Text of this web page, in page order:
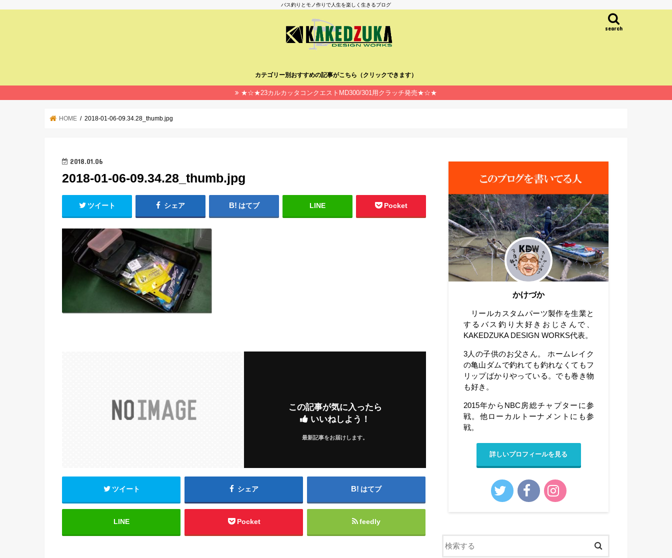
バス釣りとモノ作りで人生を楽しく生きるブログ
search
カテゴリー別おすすめの記事がこちら（クリックできます）
★☆★23カルカッタコンクエストMD300/301用クラッチ発売★☆★
HOME 2018-01-06-09.34.28_thumb.jpg
2018.01.06
2018-01-06-09.34.28_thumb.jpg
ツイート シェア はてブ LINE Pocket
この記事が気に入ったら
いいねしよう！
最新記事をお届けします。
ツイート シェア はてブ
LINE Pocket feedly
かけづか
リールカスタムパーツ製作を生業と
するバス釣り大好きおじさんで、
KAKEDZUKA DESIGN WORKS代表。
3人の子供のお父さん。 ホームレイク
の亀山ダムで釣れても釣れなくてもフ
リップばかりやっている。でも巻き物
も好き。
2015年からNBC房総チャプターに参
戦。他ローカルトーナメントにも参
戦。
詳しいプロフィールを見る